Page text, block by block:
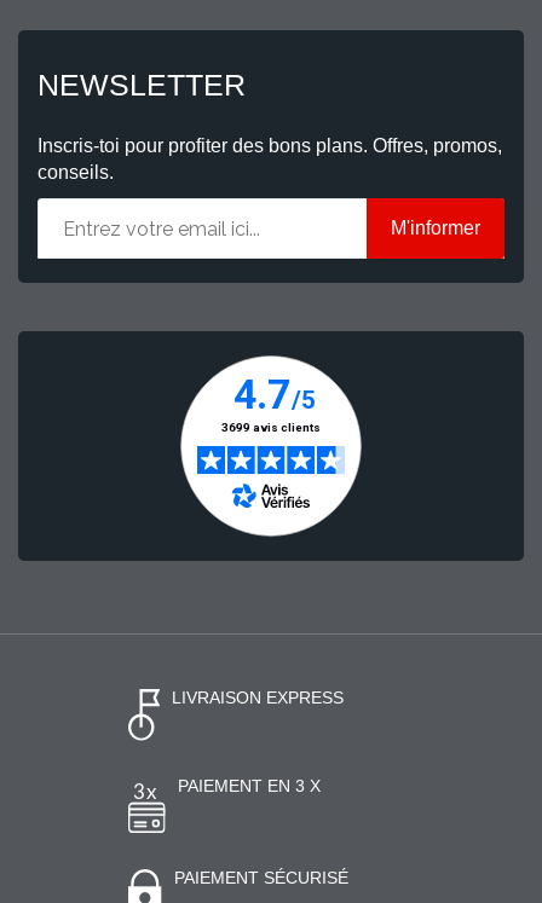
NEWSLETTER
Inscris-toi pour profiter des bons plans. Offres, promos,
conseils.
M'informer
LIVRAISON EXPRESS
PAIEMENT EN 3 X
PAIEMENT SÉCURISÉ